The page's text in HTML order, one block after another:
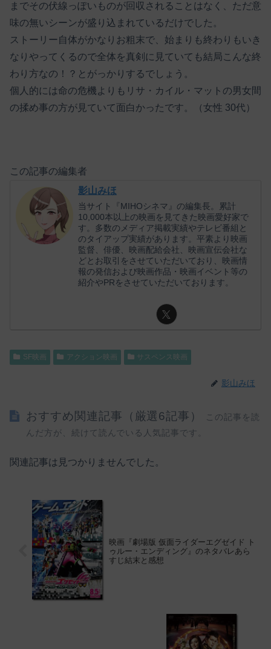
までその伏線っぽいものが回収されることはなく、ただ意
味の無いシーンが盛り込まれているだけでした。
ストーリー自体がかなりお粗末で、始まりも終わりもいき
なりやってくるので全体を真剣に見ていても結局こんな終
わり方なの！？とがっかりするでしょう。
個人的には命の危機よりもリサ・カイル・マットの男女間
の揉め事の方が見ていて面白かったです。（女性 30代）
この記事の編集者
影山みほ
当サイト『MIHOシネマ』の編集長。累計
10,000本以上の映画を見てきた映画愛好家で
す。多数のメディア掲載実績やテレビ番組と
のタイアップ実績があります。平素より映画
監督、俳優、映画配給会社、映画宣伝会社な
どとお取引をさせていただいており、映画情
報の発信および映画作品・映画イベント等の
紹介やPRをさせていただいております。
SF映画 アクション映画 サスペンス映画
影山みほ
おすすめ関連記事（厳選6記事）
この記事を読
んだ方が、続けて読んでいる人気記事です。
関連記事は見つかりませんでした。
映画『劇場版 仮面ライダーエグゼイド ト
ゥルー・エンディング』のネタバレあら
すじ結末と感想